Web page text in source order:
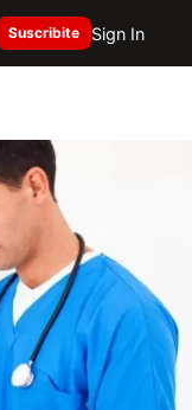
Suscribite Sign In